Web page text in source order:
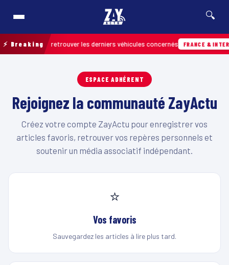
🔍
⚡ Breaking
terrain pour retrouver les derniers véhicules concernés FRANCE &
ESPACE ADHÉRENT
Rejoignez la communauté ZayActu
Créez votre compte ZayActu pour enregistrer vos
articles favoris, retrouver vos repères personnels et
soutenir un média associatif indépendant.
⭐
Vos favoris
Sauvegardez les articles à lire plus tard.